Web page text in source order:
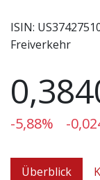
ISIN:
Freiverkehr
-5,88% -
Überblick